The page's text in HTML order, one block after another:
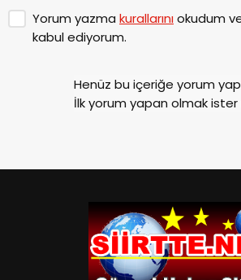
Yorum yazma kurallarınıokudum
kabul ediyorum.
Henüz bu içeriğe yorum
İlk yorum yapan olmak ister